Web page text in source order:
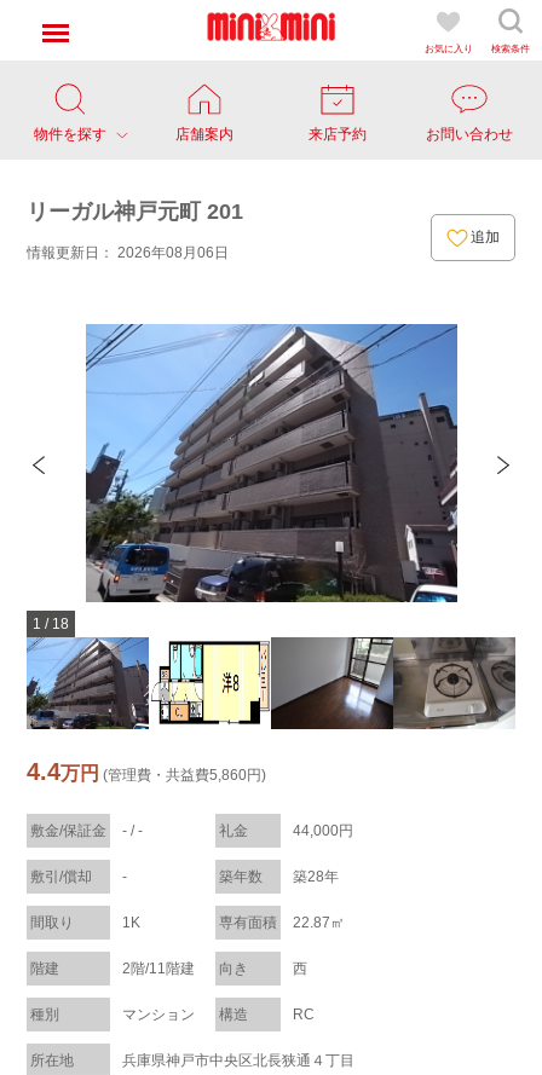
お気に入り 検索条件
物件を探す 店舗案内 来店予約 お問い合わせ
リーガル神戸元町 201
情報更新日： 2026年08月06日
追加
1 / 18
4.4万円 (管理費・共益費5,860円)
敷金/保証金 - / - 礼金 44,000円
敷引/償却 - 築年数 築28年
間取り 1K 専有面積 22.87㎡
階建 2階/11階建 向き 西
種別 マンション 構造 RC
所在地 兵庫県神戸市中央区北長狭通４丁目